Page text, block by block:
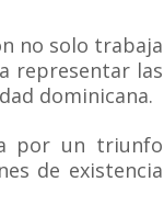
no solo trabaja
representar las
dominicana.
por un triunfo
de existencia